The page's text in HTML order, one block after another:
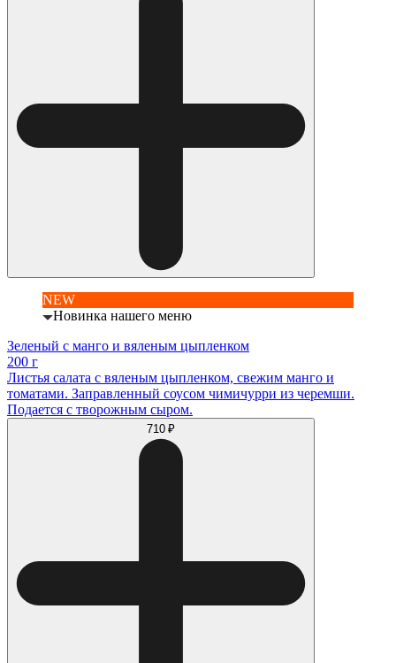
NEW
Новинка нашего меню
Зеленый с манго и вяленым цыпленком
200 г
Листья салата с вяленым цыпленком, свежим манго и
томатами. Заправленный соусом чимичурри из черемши.
Подается с творожным сыром.
710 ₽